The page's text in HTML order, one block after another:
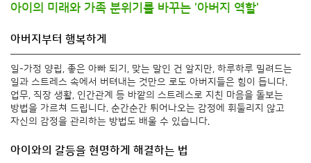
아이의 미래와 가족 분위기를 바꾸는 '아버지 역할'
아버지부터 행복하게
일-가정 양립, 좋은 아빠 되기, 맞는 말인 건 알지만, 하루하루 밀려드는
일과 스트레스 속에서 버텨내는 것만으 로도 아버지들은 힘이 듭니다.
업무, 직장 생활, 인간관계 등 바깥의 스트레스로 지친 마음을 돌보는
방법을 가르쳐 드립니다. 순간순간 튀어나오는 감정에 휘둘리지 않고
자신의 감정을 관리하는 방법도 배울 수 있습니다.
아이와의 갈등을 현명하게 해결하는 법